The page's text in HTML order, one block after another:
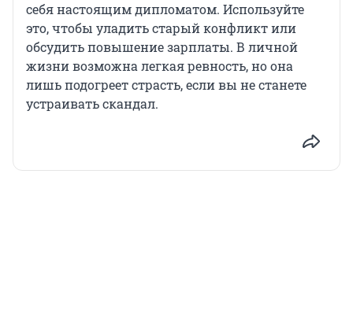
себя настоящим дипломатом. Используйте
это, чтобы уладить старый конфликт или
обсудить повышение зарплаты. В личной
жизни возможна легкая ревность, но она
лишь подогреет страсть, если вы не станете
устраивать скандал.